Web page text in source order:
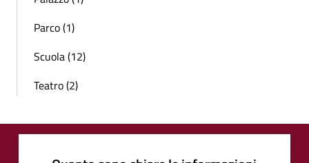
Parco (1)
Scuola (12)
Teatro (2)